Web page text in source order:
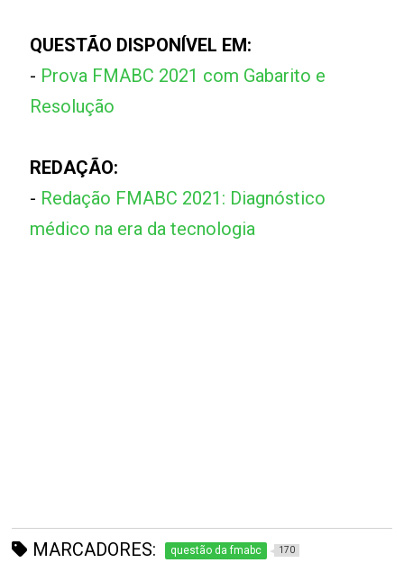
QUESTÃO DISPONÍVEL EM:
- Prova FMABC 2021 com Gabarito e
Resolução
REDAÇÃO:
- Redação FMABC 2021: Diagnóstico
médico na era da tecnologia
MARCADORES: questão da fmabc 170